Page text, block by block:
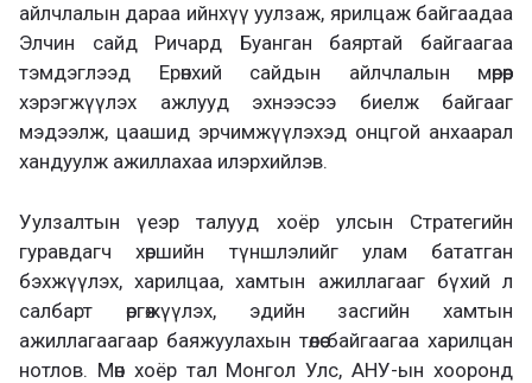
айлчлалын дараа ийнхүү уулзаж, ярилцаж байгаадаа
Элчин сайд Ричард Буанган баяртай байгаагаа
тэмдэглээд Ерөнхий сайдын айлчлалын мөрөөр
хэрэгжүүлэх ажлууд эхнээсээ биелж байгааг
мэдээлж, цаашид эрчимжүүлэхэд онцгой анхаарал
хандуулж ажиллахаа илэрхийлэв.
Уулзалтын үеэр талууд хоёр улсын Стратегийн
гуравдагч хөршийн түншлэлийг улам бататган
бэхжүүлэх, харилцаа, хамтын ажиллагааг бүхий л
салбарт өргөжүүлэх, эдийн засгийн хамтын
ажиллагаагаар баяжуулахын төлөө байгаагаа харилцан
нотлов. Мөн хоёр тал Монгол Улс, АНУ-ын хооронд